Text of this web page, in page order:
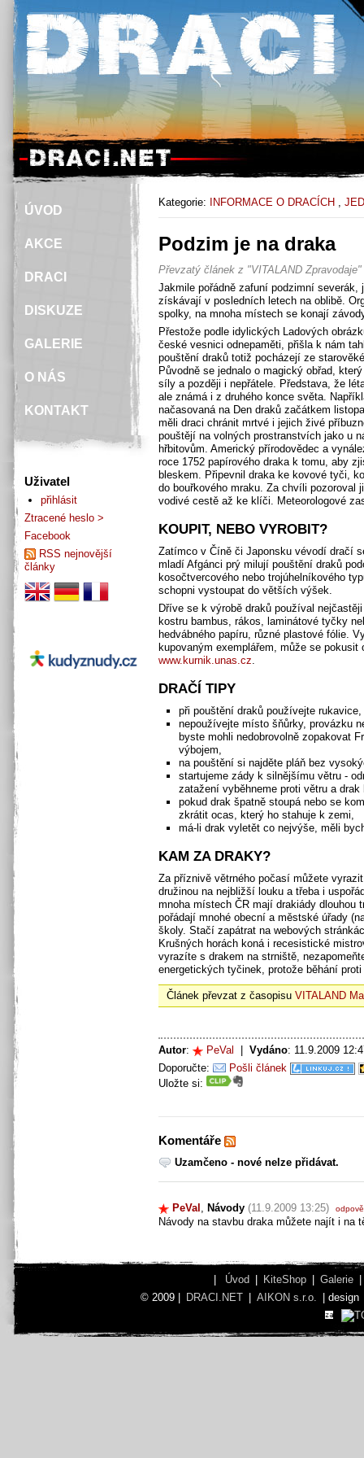
Kategorie: INFORMACE O DRACÍCH ,
Podzim je na draka
Převzatý článek z "VITALAND
Jakmile pořádně zafuní podzimní
získávají v posledních letech na oblibě.
spolky, na mnoha místech se konají
Přestože podle idylických Ladových
české vesnici odnepaměti, přišla k nám
pouštění draků totiž pocházejí ze
Původně se jednalo o magický obřad,
síly a později i nepřátele. Představa, že
ale známá i z druhého konce světa.
načasovaná na Den draků začátkem
měli draci chránit mrtvé i jejich živé
pouštějí na volných prostranstvích jako u
hřbitovům. Americký přírodovědec a
roce 1752 papírového draka k tomu, aby
bleskem. Připevnil draka ke kovové tyči,
do bouřkového mraku. Za chvíli pozoroval
vodivé cestě až ke klíči. Meteorologové
KOUPIT, NEBO VYROBIT?
Zatímco v Číně či Japonsku vévodí dračí
mladí Afgánci prý milují pouštění draků
kosočtvercového nebo trojúhelníkového
schopni vystoupat do větších výšek.
Dříve se k výrobě draků používal
kostru bambus, rákos, laminátové tyčky
hedvábného papíru, různé plastové fólie.
kupovaným exemplářem, může se
www.kurnik.unas.cz.
DRAČÍ TIPY
při pouštění draků používejte
nepoužívejte místo šňůrky, provázku
byste mohli nedobrovolně zopakovat
výbojem,
na pouštění si najděte pláň bez
startujeme zády k silnějšímu větru -
zatažení vyběhneme proti větru a
pokud drak špatně stoupá nebo se
zkrátit ocas, který ho stahuje k zemi,
má-li drak vyletět co nejvýše, měli
KAM ZA DRAKY?
Za příznivě větrného počasí můžete
družinou na nejbližší louku a třeba i
mnoha místech ČR mají drakiády dlouhou
pořádají mnohé obecní a městské úřady
školy. Stačí zapátrat na webových
Krušných horách koná i recesistické
vyrazíte s drakem na strniště,
energetických tyčinek, protože běhání
Článek převzat z časopisu VITALAND
Autor: PeVal Vydáno: 11.9.2009
Doporučte:
Pošli článek
Uložte si:
Komentáře
Uzamčeno - nové nelze přidávat.
PeVal , Návody (11.9.2009 13:25)
Návody na stavbu draka můžete najít i na
ÚVOD
AKCE
DRACI
DISKUZE
GALERIE
O NÁS
KONTAKT
Uživatel
přihlásit
Ztracené heslo >
Facebook
RSS nejnovější
články
Úvod KiteShop Galerie
© 2009 |
DRACI.NET AIKON s.r.o. | design